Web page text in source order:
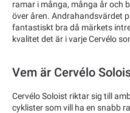
ramar i många, många år och
över åren. Andrahandsvärdet
fantastiskt bra då märkets
kvalitet det är i varje Cervélo
Vem är Cervélo
Cervélo Soloist riktar sig till
cyklister som vill ha en snabb